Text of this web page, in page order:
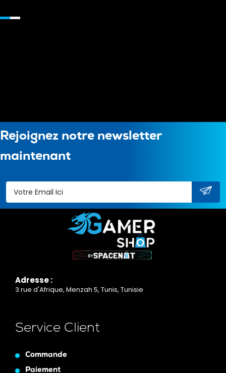
Rejoignez notre newsletter
maintenant
Adresse :
3 rue d'Afrique, Menzah 5, Tunis, Tunisie
Service Client
Commande
Paiement